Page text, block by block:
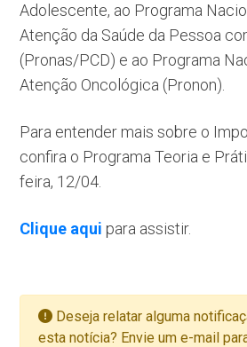
Adolescente, ao Programa
Atenção da Saúde da Pessoa
(Pronas/PCD) e ao Programa
Atenção Oncológica (Pronon).
Para entender mais sobre o
confira o Programa Teoria e
feira, 12/04.
Clique aqui para assistir.
Deseja relatar alguma
esta notícia? Envie um e-mail